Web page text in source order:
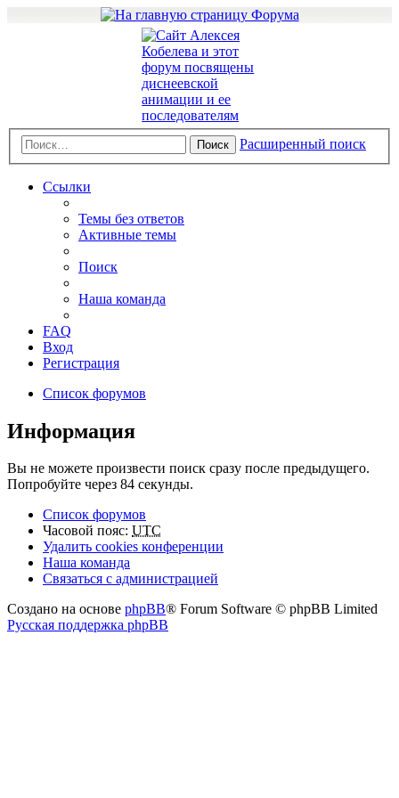
Поиск Расширенный поиск
Ссылки
Темы без ответов
Активные темы
Поиск
Наша команда
FAQ
Вход
Регистрация
Список форумов
Информация
Вы не можете произвести поиск сразу после предыдущего.
Попробуйте через 84 секунды.
Список форумов
Часовой пояс: UTC
Удалить cookies конференции
Наша команда
Связаться с администрацией
Создано на основе phpBB® Forum Software © phpBB Limited
Русская поддержка phpBB